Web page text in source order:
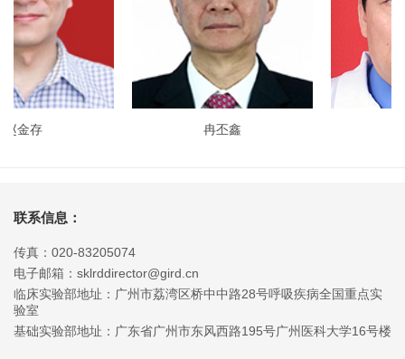
存 冉丕鑫
联系信息：
传真：020-83205074
电子邮箱：sklrddirector@gird.cn
临床实验部地址：广州市荔湾区桥中中路28号呼吸疾病全国重点实
验室
基础实验部地址：广东省广州市东风西路195号广州医科大学16号楼